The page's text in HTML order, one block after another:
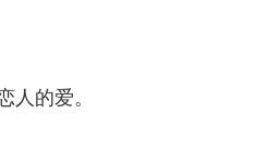
人的爱。